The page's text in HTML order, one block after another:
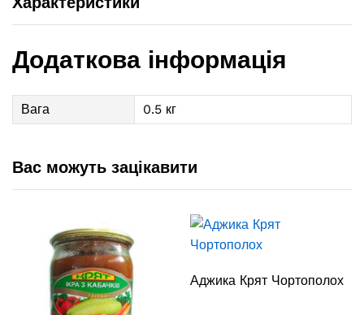
Додаткова інформація
Вага 0.5 кг
Вас можуть зацікавити
Аджика Крят Чортополох